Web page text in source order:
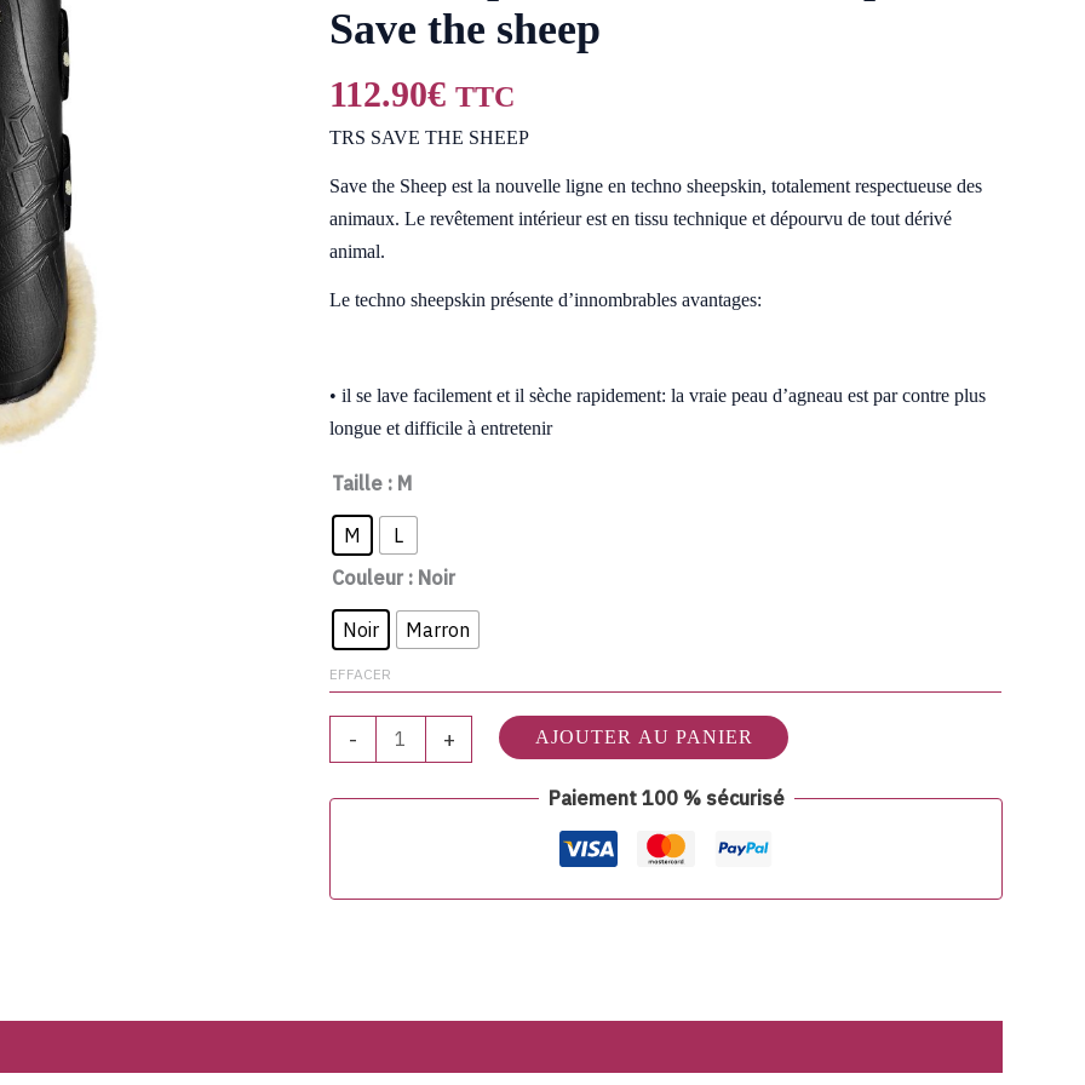
Save the sheep
112.90€ TTC
TRS SAVE THE SHEEP
Save the Sheep est la nouvelle ligne en techno sheepskin, totalement respectueuse des
animaux. Le revêtement intérieur est en tissu technique et dépourvu de tout dérivé
animal.
Le techno sheepskin présente d’innombrables avantages:
• il se lave facilement et il sèche rapidement: la vraie peau d’agneau est par contre plus
longue et difficile à entretenir
Taille : M
M
L
Couleur : Noir
Noir Marron
EFFACER
-
TRS
souples
Save
the
sheep
+ AJOUTER AU PANIER
Paiement 100 % sécurisé